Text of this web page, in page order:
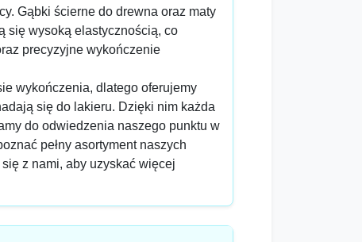
Gąbki ścierne do drewna oraz maty
się wysoką elastycznością, co
precyzyjne wykończenie
wykończenia, dlatego oferujemy
się do lakieru. Dzięki nim każda
do odwiedzenia naszego punktu w
pełny asortyment naszych
z nami, aby uzyskać więcej